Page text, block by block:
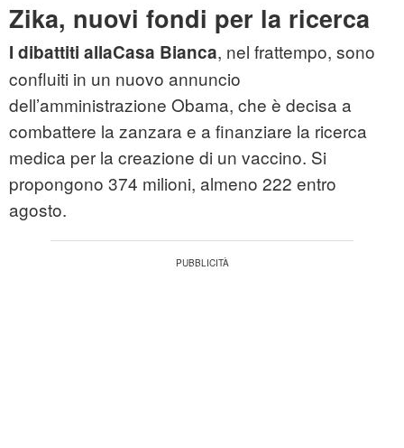
Zika, nuovi fondi per la ricerca
I dibattiti allaCasa Bianca, nel frattempo, sono
confluiti in un nuovo annuncio
dell’amministrazione Obama, che è decisa a
combattere la zanzara e a finanziare la ricerca
medica per la creazione di un vaccino. Si
propongono 374 milioni, almeno 222 entro
agosto.